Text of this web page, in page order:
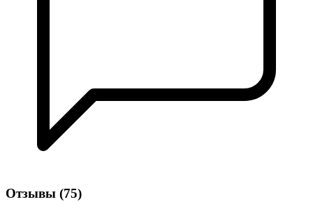
Отзывы (75)